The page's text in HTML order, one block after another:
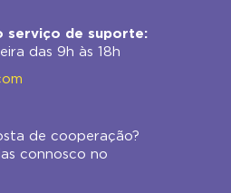
serviço de suporte:
das 9h às 18h
de cooperação?
connosco no